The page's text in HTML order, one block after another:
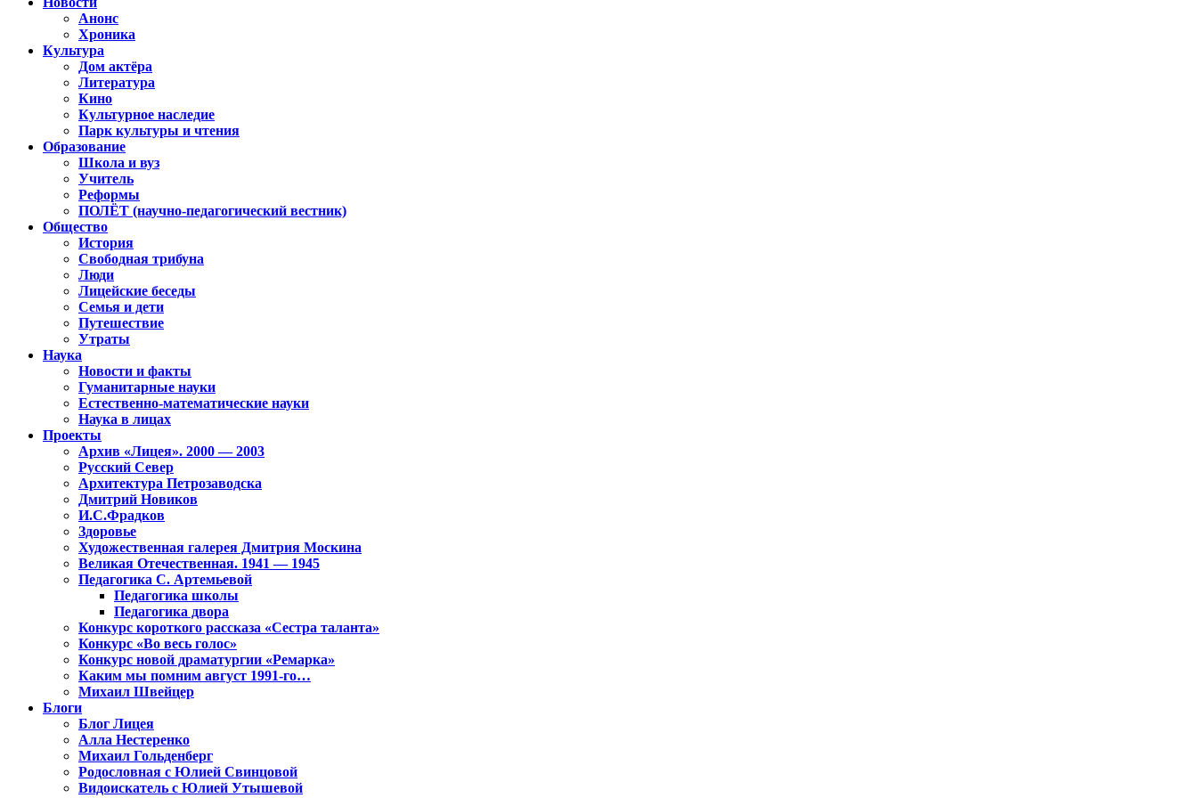
Анонс
Хроника
Культура
Дом актёра
Литература
Кино
Культурное наследие
Парк культуры и чтения
Образование
Школа и вуз
Учитель
Реформы
ПОЛЁТ (научно-педагогический вестник)
Общество
История
Свободная трибуна
Люди
Лицейские беседы
Семья и дети
Путешествие
Утраты
Наука
Новости и факты
Гуманитарные науки
Естественно-математические науки
Наука в лицах
Проекты
Архив «Лицея». 2000 — 2003
Русский Север
Архитектура Петрозаводска
Дмитрий Новиков
И.С.Фрадков
Здоровье
Художественная галерея Дмитрия Москина
Великая Отечественная. 1941 — 1945
Педагогика С. Артемьевой
Педагогика школы
Педагогика двора
Конкурс короткого рассказа «Сестра таланта»
Конкурс «Во весь голос»
Конкурс новой драматургии «Ремарка»
Каким мы помним август 1991-го…
Михаил Швейцер
Блоги
Блог Лицея
Алла Нестеренко
Михаил Гольденберг
Родословная с Юлией Свинцовой
Видоискатель с Юлией Утышевой